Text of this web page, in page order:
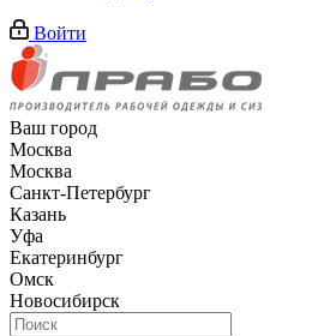
Войти
Ваш город
Москва
Москва
Санкт-Петербург
Казань
Уфа
Екатеринбург
Омск
Новосибирск